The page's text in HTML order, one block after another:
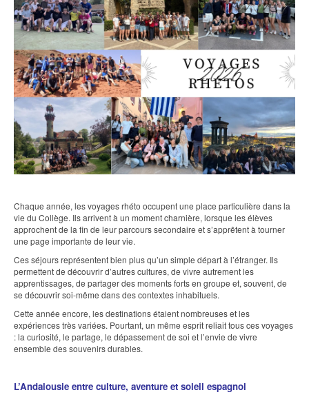
Chaque année, les voyages rhéto occupent une place particulière dans la
vie du Collège. Ils arrivent à un moment charnière, lorsque les élèves
approchent de la fin de leur parcours secondaire et s’apprêtent à tourner
une page importante de leur vie.
Ces séjours représentent bien plus qu’un simple départ à l’étranger. Ils
permettent de découvrir d’autres cultures, de vivre autrement les
apprentissages, de partager des moments forts en groupe et, souvent, de
se découvrir soi-même dans des contextes inhabituels.
Cette année encore, les destinations étaient nombreuses et les
expériences très variées. Pourtant, un même esprit reliait tous ces voyages
: la curiosité, le partage, le dépassement de soi et l’envie de vivre
ensemble des souvenirs durables.
L’Andalousie entre culture, aventure et soleil espagnol